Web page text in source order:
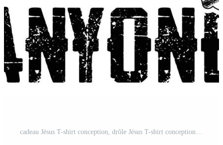
cadeau Jésus T-shirt conception, drôle Jésus T-shirt conception, Dieu svg, Vecteur Pro